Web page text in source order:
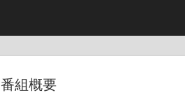
番組概要